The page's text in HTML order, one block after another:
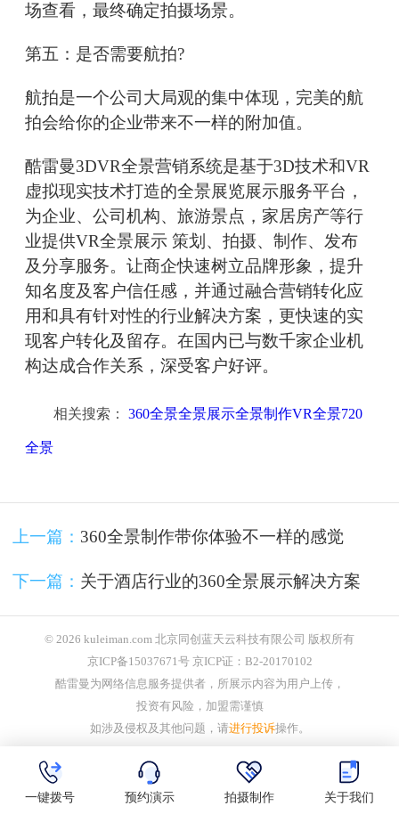
场查看，最终确定拍摄场景。
第五：是否需要航拍?
航拍是一个公司大局观的集中体现，完美的航
拍会给你的企业带来不一样的附加值。
酷雷曼3DVR全景营销系统是基于3D技术和VR
虚拟现实技术打造的全景展览展示服务平台，
为企业、公司机构、旅游景点，家居房产等行
业提供VR全景展示 策划、拍摄、制作、发布
及分享服务。让商企快速树立品牌形象，提升
知名度及客户信任感，并通过融合营销转化应
用和具有针对性的行业解决方案，更快速的实
现客户转化及留存。在国内已与数千家企业机
构达成合作关系，深受客户好评。
相关搜索： 360全景全景展示全景制作VR全景720
全景
上一篇： 360全景制作带你体验不一样的感觉
下一篇： 关于酒店行业的360全景展示解决方案
© 2026 kuleiman.com 北京同创蓝天云科技有限公司 版权所有
京ICP备15037671号 京ICP证：B2-20170102
酷雷曼为网络信息服务提供者，所展示内容为用户上传，
投资有风险，加盟需谨慎
如涉及侵权及其他问题，请进行投诉操作。
一键拨号 预约演示 拍摄制作 关于我们